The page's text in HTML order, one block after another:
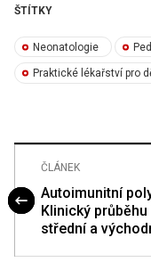
ŠTÍTKY
Neonatologie
Praktické lékařství pro
ČLÁNEK
Autoimunitní
Klinický
střední a